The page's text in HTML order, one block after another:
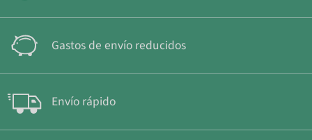
Gastos de envío reducidos
Envío rápido